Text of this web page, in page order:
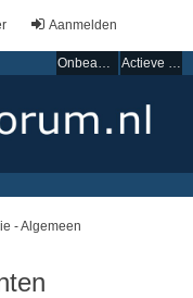
Aanmelden
Onbeantwoorde onderwerpen Actieve onderwerpen
- Algemeen